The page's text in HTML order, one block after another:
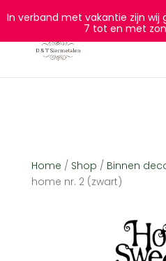
0628932940
Home / Shop / Binnen
home nr. 2 (zwart)
In verband met vakantie zijn wij
7 tot en met